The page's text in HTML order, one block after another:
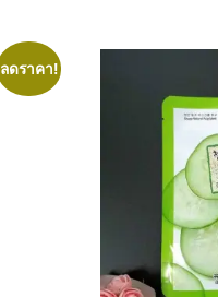
ลดราคา!